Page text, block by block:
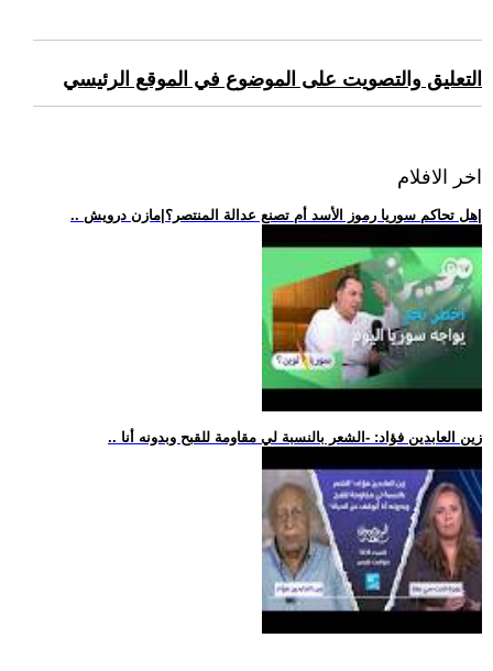
التعليق والتصويت على الموضوع في الموقع الرئيسي
اخر الافلام
.. زين العابدين فؤاد: -الشعر بالنسبة لي مقاومة للقبح وبدونه أنا